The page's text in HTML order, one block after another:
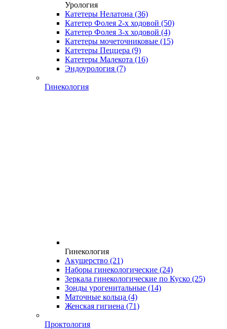
Урология
Катетеры Нелатона (36)
Катетер Фолея 2-х ходовой (50)
Катетер Фолея 3-х ходовой (4)
Катетеры мочеточниковые (15)
Катетеры Пеццера (9)
Катетеры Малекота (16)
Эндоурология (7)
Гинекология
Гинекология
Акушерство (21)
Наборы гинекологические (24)
Зеркала гинекологические по Куско (25)
Зонды урогенитальные (14)
Маточные кольца (4)
Женская гигиена (71)
Проктология